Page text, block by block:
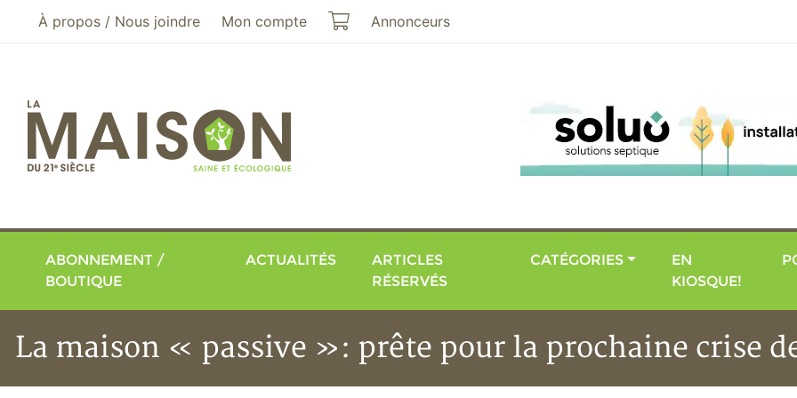
Aller au menu principal
Aller au contenu principal
À propos / Nous joindre Mon compte Mon panier
Annonceurs
ABONNEMENT /
BOUTIQUE
ACTUALITÉS
ARTICLES
RÉSERVÉS
CATÉGORIES
EN
KIOSQUE!
La maison « passive »: prête pour la prochaine crise